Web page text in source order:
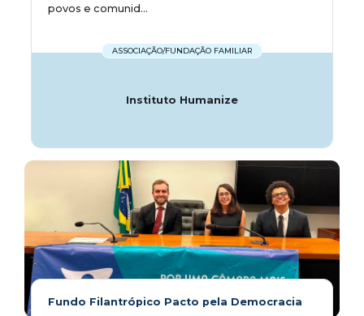
povos e comunid...
ASSOCIAÇÃO/FUNDAÇÃO FAMILIAR
Instituto Humanize
Fundo Filantrópico Pacto pela Democracia